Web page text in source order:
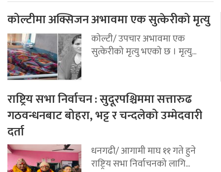
कोल्टीमा अक्सिजन अभावमा एक सुत्केरीको मृत्यु
कोल्टी/ उपचार अभावमा एक
सुत्केरीको मृत्यु भएको छ । मृत्यु...
राष्ट्रिय सभा निर्वाचन : सुदूरपश्चिममा सत्तारुढ
गठवन्धनबाट बोहरा, भट्ट र चन्दलेको उम्मेदवारी
दर्ता
धनगढी/ आगामी माघ ११ गते हुने
राष्ट्रिय सभा निर्वाचनको लागि...